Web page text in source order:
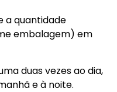
a quantidade
embalagem) em
duas vezes ao dia,
e à noite.